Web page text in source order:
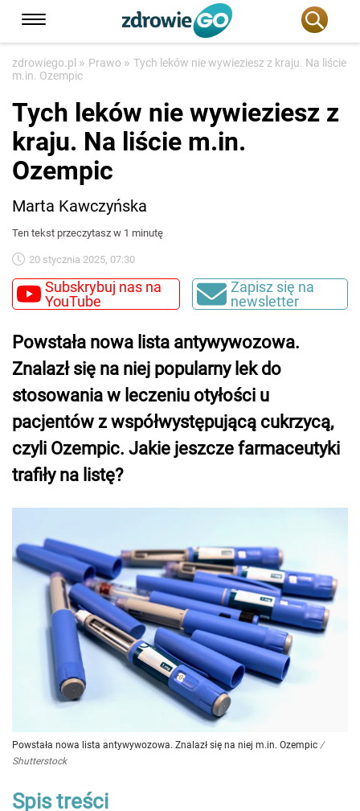
zdrowiego.pl » Prawo » Tych leków nie wywieziesz z kraju. Na liście
m.in. Ozempic
Tych leków nie wywieziesz z
kraju. Na liście m.in.
Ozempic
Marta Kawczyńska
Ten tekst przeczytasz w 1 minutę
20 stycznia 2025, 07:30
Subskrybuj nas na
YouTube
Zapisz się na
newsletter
Powstała nowa lista antywywozowa.
Znalazł się na niej popularny lek do
stosowania w leczeniu otyłości u
pacjentów z współwystępującą cukrzycą,
czyli Ozempic. Jakie jeszcze farmaceutyki
trafiły na listę?
Powstała nowa lista antywywozowa. Znalazł się na niej m.in. Ozempic /
Shutterstock
Spis treści